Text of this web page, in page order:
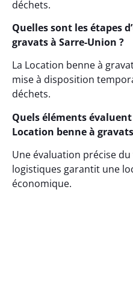
déchets.
Quelles sont les étapes
gravats à Sarre-Union ?
La Location benne à
mise à disposition
déchets.
Quels éléments
Location benne à
Une évaluation précise
logistiques garantit une
économique.